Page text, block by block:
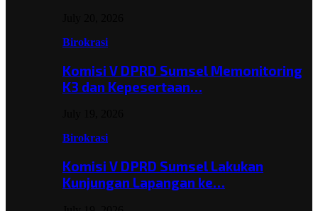
Birokrasi
Komisi V DPRD Sumsel Memonitoring
K3 dan Kepesertaan…
Birokrasi
Komisi V DPRD Sumsel Lakukan
Kunjungan Lapangan ke…